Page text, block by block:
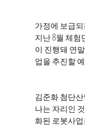
가정에 보급
지난 8월 체험
이 진행돼 연
업을 추진할
김준화 첨단
나는 자리인
화된 로봇사